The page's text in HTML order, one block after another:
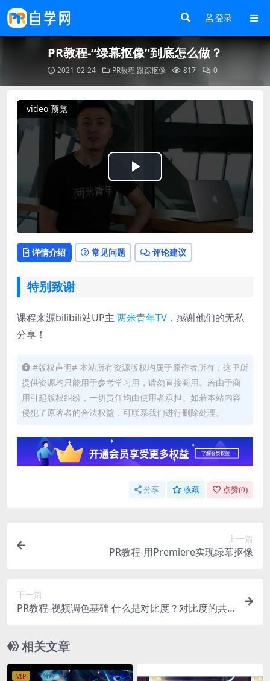
登录
PR教程-“绿幕抠像”到底怎么做？
2021-02-24 PR教程 跟踪抠像 817 0
video 预览
Play
Video
详情介绍 常见问题 评论建议
特别致谢
课程来源bilibili站UP主 两米青年TV ，感谢他们的无私
分享！
#版权声明# 本站所有资源版权均属于原作者所有，这里所
提供资源均只能用于参考学习用，请勿直接商用。若由于商
用引起版权纠纷，一切责任均由使用者承担。如若本站内容
侵犯了原著者的合法权益，可联系我们进行删除处理。
分享 收藏 点赞(0)
上一篇
PR教程-用Premiere实现绿幕抠像
下一篇
PR教程-视频调色基础 什么是对比度？对比度的共
相关文章
VIP